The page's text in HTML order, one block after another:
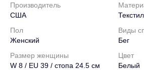
Производитель
США
Пол
Женский
Виды
Бег
Размер женщины
W 8 / EU 39 / стопа 24.5 см
Цвет
Белый